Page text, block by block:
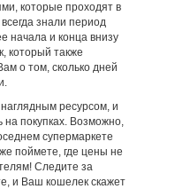
которые проходят в
знали период
начала и конца внизу
который также
о том, сколько дней
ресурсом, и
на покупках. Возможно,
супермаркете
поймете, где цены не
Следите за
и Ваш кошелек скажет